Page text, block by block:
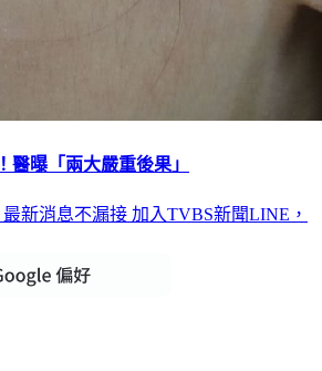
曝「兩大嚴重後果」
新消息不漏接 加入TVBS新聞LINE，